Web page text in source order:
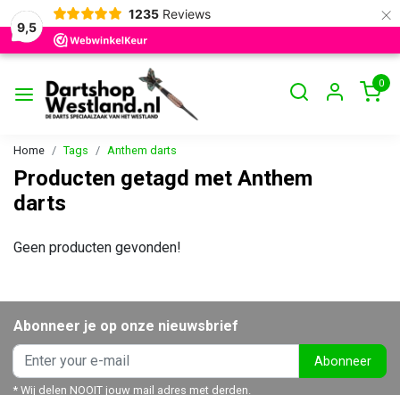
9,5
1235 Reviews ×
0
Home Tags Anthem darts
Producten getagd met Anthem
darts
Geen producten gevonden!
Abonneer je op onze nieuwsbrief
Abonneer
* Wij delen NOOIT jouw mail adres met derden.